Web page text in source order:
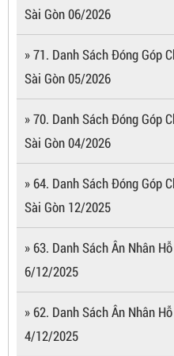
Sài Gòn 06/2026
» 71. Danh Sách Đóng Góp
Sài Gòn 05/2026
» 70. Danh Sách Đóng Góp
Sài Gòn 04/2026
» 64. Danh Sách Đóng Góp
Sài Gòn 12/2025
» 63. Danh Sách Ân Nhân
6/12/2025
» 62. Danh Sách Ân Nhân
4/12/2025